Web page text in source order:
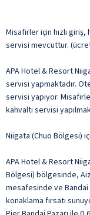
Misafirler için hızlı giriş,
servisi mevcuttur.
APA Hotel & Resort
servisi yapmaktadır.
servisi yapıyor.
kahvaltı servisi
Niigata (Chuo Bölgesi)
APA Hotel & Resort
Bölgesi) bölgesinde,
mesafesinde ve
konaklama fırsatı